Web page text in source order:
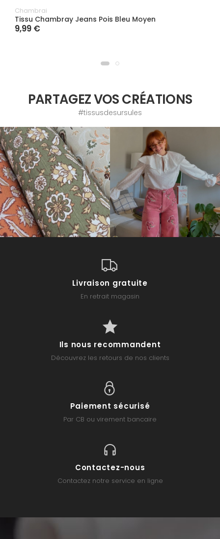
Chambrai
Tissu Chambray Jeans Pois Bleu Moyen
9,99 €
PARTAGEZ VOS CRÉATIONS
#tissusdesursules
Livraison gratuite
En retrait magasin
Ils nous recommandent
Découvrez les retours de nos clients
Paiement sécurisé
Par CB ou virement bancaire
Contactez-nous
Contactez notre service en ligne